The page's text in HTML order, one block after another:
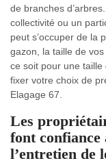
de branches
collectivité ou un
peut s’occuper de la
gazon, la taille de
ce soit pour une taille
fixer votre choix de
Elagage 67.
Les
font confiance
l’entretien de